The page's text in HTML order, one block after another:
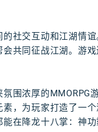
社交互动和江湖情
共同征战江湖。游
围浓厚的MMORPG
，为玩家打造了一
在降龙十八掌：神功